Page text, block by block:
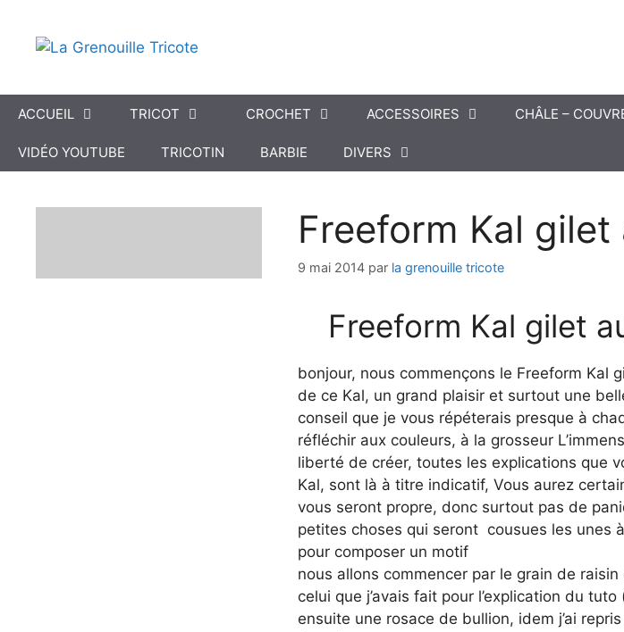
contenu
ACCUEIL TRICOT CROCHET ACCESSOIRES CHÂLE –
VIDÉO YOUTUBE TRICOTIN BARBIE DIVERS
Freeform Kal
9 mai 2014 par la grenouille tricote
Freeform Kal gilet
bonjour, nous commençons le Freeform Kal
de ce Kal, un grand plaisir et surtout une
conseil que je vous répéterais presque à
réfléchir aux couleurs, à la grosseur
liberté de créer, toutes les explications que
Kal, sont là à titre indicatif, Vous aurez
vous seront propre, donc surtout pas de
petites choses qui seront cousues les unes
pour composer un motif
nous allons commencer par le grain de
celui que j’avais fait pour l’explication du
ensuite une rosace de bullion, idem j’ai